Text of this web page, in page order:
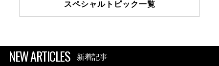
スペシャルトピック一覧
NEW ARTICLES 新着記事